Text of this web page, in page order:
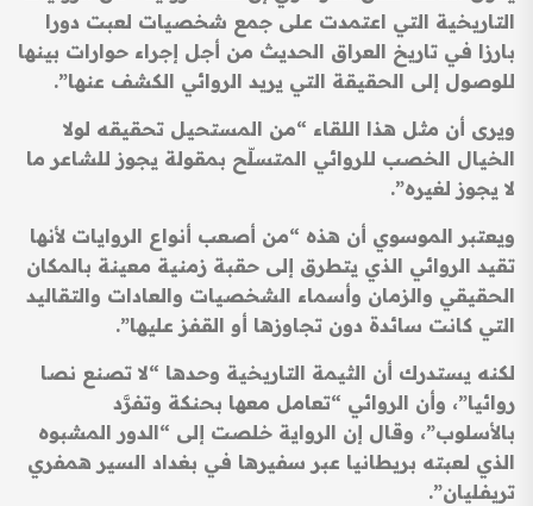
التاريخية التي اعتمدت على جمع شخصيات لعبت دورا
بارزا في تاريخ العراق الحديث من أجل إجراء حوارات بينها
للوصول إلى الحقيقة التي يريد الروائي الكشف عنها”.
ويرى أن مثل هذا اللقاء “من المستحيل تحقيقه لولا
الخيال الخصب للروائي المتسلّح بمقولة يجوز للشاعر ما
لا يجوز لغيره”.
ويعتبر الموسوي أن هذه “من أصعب أنواع الروايات لأنها
تقيد الروائي الذي يتطرق إلى حقبة زمنية معينة بالمكان
الحقيقي والزمان وأسماء الشخصيات والعادات والتقاليد
التي كانت سائدة دون تجاوزها أو القفز عليها”.
لكنه يستدرك أن الثيمة التاريخية وحدها “لا تصنع نصا
روائيا”، وأن الروائي “تعامل معها بحنكة وتفرَّد
بالأسلوب”، وقال إن الرواية خلصت إلى “الدور المشبوه
الذي لعبته بريطانيا عبر سفيرها في بغداد السير همفري
تريفليان”.